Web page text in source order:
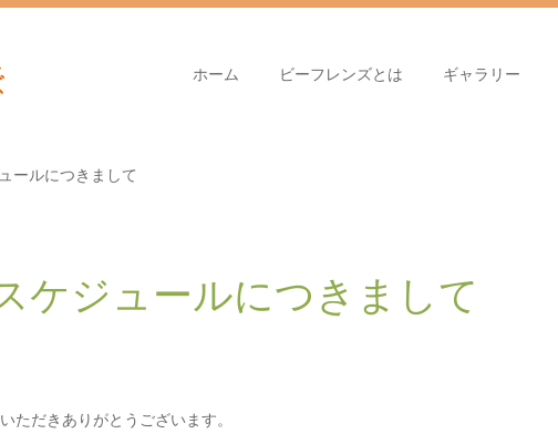
ホーム ビーフレンズとは ギャラリー
ールにつきまして
ケジュールにつきまして
ただきありがとうございます。